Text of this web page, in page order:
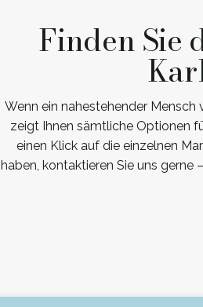
Finden Sie
Wenn ein nahestehender
zeigt Ihnen sämtliche Optionen
einen Klick auf die einzelnen
haben, kontaktieren Sie uns